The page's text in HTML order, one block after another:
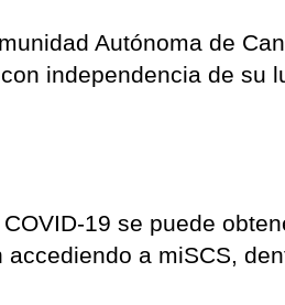
Autónoma de
independencia de su
19 se puede
a miSCS,